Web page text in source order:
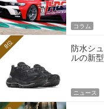
コラム
防水シ
ルの新
8位
ニュース